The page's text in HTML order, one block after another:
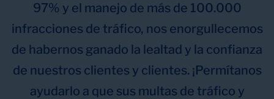
97% y el manejo de más de 100.000
infracciones de tráfico, nos enorgullecemos
de habernos ganado la lealtad y la confianza
de nuestros clientes y clientes. ¡Permítanos
ayudarlo a que sus multas de tráfico y